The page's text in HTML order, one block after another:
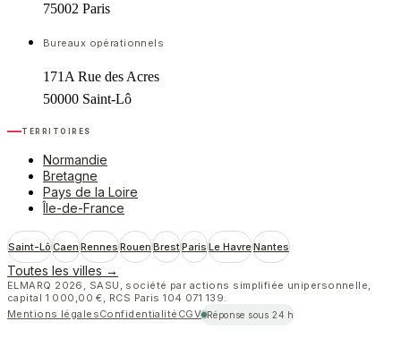
75002 Paris
Bureaux opérationnels
171A Rue des Acres
50000 Saint-Lô
Territoires
Normandie
Bretagne
Pays de la Loire
Île-de-France
Saint-Lô Caen Rennes Rouen BrestParis Le HavreNantes
Toutes les villes →
ELMARQ 2026 , SASU, société par actions simplifiée unipersonnelle,
capital 1 000,00 €, RCS Paris 104 071 139.
Mentions légalesConfidentialité CGV Réponse sous 24 h